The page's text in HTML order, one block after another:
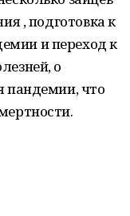
, подготовка к
и переход к
о
пандемии, что